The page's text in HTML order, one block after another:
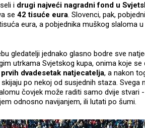
i drugi najveći nagradni fond u
se 42 tisuće eura. Slovenci, pak,
eura, a pobjednika muškog slaloma
gledatelji jednako glasno bodre sve
utrkama Svjetskog kupa, onima koje se
dvadesetak natjecatelja, a nakon
po nekoj od susjednih staza. Svega
čovjek može raditi samo dvije stvari
odnosno navijanjem, ili lutati po šumi.